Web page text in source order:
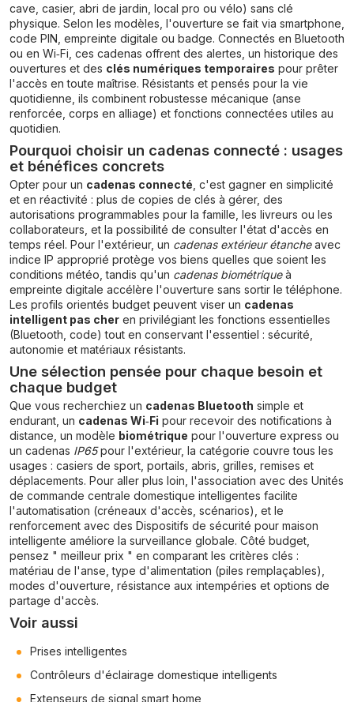
cave, casier, abri de jardin, local pro ou vélo) sans clé
physique. Selon les modèles, l'ouverture se fait via smartphone,
code PIN, empreinte digitale ou badge. Connectés en Bluetooth
ou en Wi‑Fi, ces cadenas offrent des alertes, un historique des
ouvertures et des clés numériques temporaires pour prêter
l'accès en toute maîtrise. Résistants et pensés pour la vie
quotidienne, ils combinent robustesse mécanique (anse
renforcée, corps en alliage) et fonctions connectées utiles au
quotidien.
Pourquoi choisir un cadenas connecté : usages
et bénéfices concrets
Opter pour un cadenas connecté , c'est gagner en simplicité
et en réactivité : plus de copies de clés à gérer, des
autorisations programmables pour la famille, les livreurs ou les
collaborateurs, et la possibilité de consulter l'état d'accès en
temps réel. Pour l'extérieur, un cadenas extérieur étancheavec
indice IP approprié protège vos biens quelles que soient les
conditions météo, tandis qu'un cadenas biométriqueà
empreinte digitale accélère l'ouverture sans sortir le téléphone.
Les profils orientés budget peuvent viser un cadenas
intelligent pas cher en privilégiant les fonctions essentielles
(Bluetooth, code) tout en conservant l'essentiel : sécurité,
autonomie et matériaux résistants.
Une sélection pensée pour chaque besoin et
chaque budget
Que vous recherchiez un cadenas Bluetooth simple et
endurant, un cadenas Wi‑Fi pour recevoir des notifications à
distance, un modèle biométrique pour l'ouverture express ou
un cadenas IP65pour l'extérieur, la catégorie couvre tous les
usages : casiers de sport, portails, abris, grilles, remises et
déplacements. Pour aller plus loin, l'association avec des Unités
de commande centrale domestique intelligentes facilite
l'automatisation (créneaux d'accès, scénarios), et le
renforcement avec des Dispositifs de sécurité pour maison
intelligente améliore la surveillance globale. Côté budget,
pensez " meilleur prix " en comparant les critères clés :
matériau de l'anse, type d'alimentation (piles remplaçables),
modes d'ouverture, résistance aux intempéries et options de
partage d'accès.
Voir aussi
Prises intelligentes
Contrôleurs d'éclairage domestique intelligents
Extenseurs de signal smart home